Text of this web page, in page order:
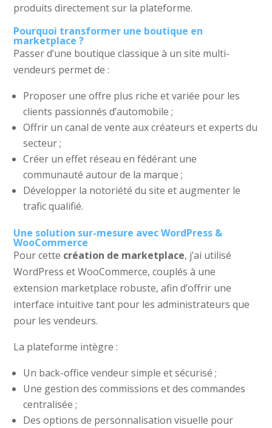
produits directement sur la plateforme.
Pourquoi transformer une boutique en
marketplace ?
Passer d’une boutique classique à un site multi-
vendeurs permet de :
Proposer une offre plus riche et variée pour les
clients passionnés d’automobile ;
Offrir un canal de vente aux créateurs et experts du
secteur ;
Créer un effet réseau en fédérant une
communauté autour de la marque ;
Développer la notoriété du site et augmenter le
trafic qualifié.
Une solution sur-mesure avec WordPress &
WooCommerce
Pour cette création de marketplace, j’ai utilisé
WordPress et WooCommerce, couplés à une
extension marketplace robuste, afin d’offrir une
interface intuitive tant pour les administrateurs que
pour les vendeurs.
La plateforme intègre :
Un back-office vendeur simple et sécurisé ;
Une gestion des commissions et des commandes
centralisée ;
Des options de personnalisation visuelle pour